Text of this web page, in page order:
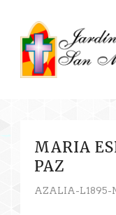
MARIA
PAZ
AZALIA-L1895-